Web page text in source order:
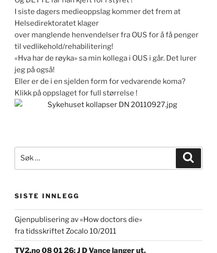
I siste dagers medieoppslag kommer det frem at
Helsedirektoratet klager
over manglende henvendelser fra OUS for å få penger
til vedlikehold/rehabilitering!
«Hva har de røyka» sa min kollega i OUS i går. Det lurer
jeg på også!
Eller er de i en sjelden form for vedvarende koma?
Klikk på oppslaget for full størrelse !
etter:
SISTE INNLEGG
Gjenpublisering av «How doctors die»
fra tidsskriftet Zocalo 10/2011
TV2.no 08 01 26; J D Vance langer ut,